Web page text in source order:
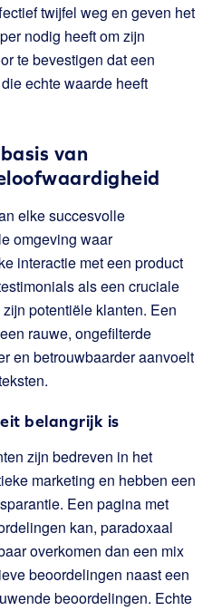
twijfel weg en geven het
nodig heeft om zijn
te bevestigen dat een
echte waarde heeft
van
elke succesvolle
omgeving waar
interactie met een product
als een cruciale
potentiële klanten. Een
rauwe, ongefilterde
en betrouwbaarder aanvoelt
belangrijk is
zijn bedreven in het
marketing en hebben een
Een pagina met
kan, paradoxaal
overkomen dan een mix
beoordelingen naast een
beoordelingen. Echte